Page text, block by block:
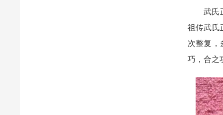
武氏正
祖传武氏
次整复，
巧，合之